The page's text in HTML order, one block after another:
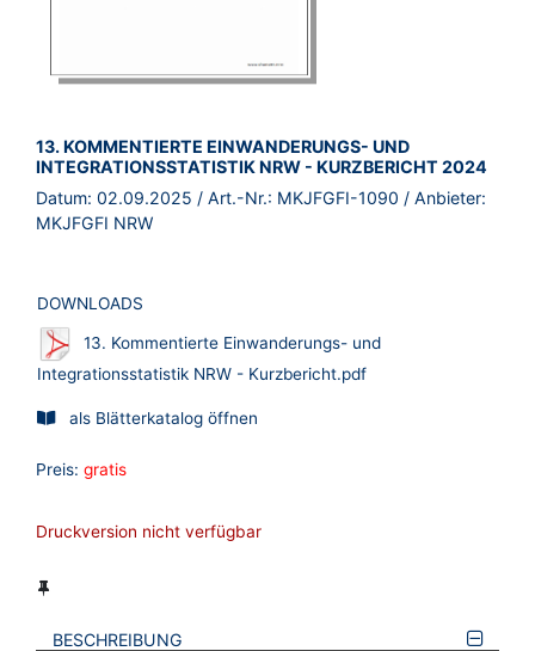
BROSCHÜRE:
13. KOMMENTIERTE EINWANDERUNGS- UND
INTEGRATIONSSTATISTIK NRW - KURZBERICHT 2024
Datum: 02.09.2025 / Art.-Nr.: MKJFGFI-1090 / Anbieter:
MKJFGFI NRW
DOWNLOADS
13. Kommentierte Einwanderungs- und
Integrationsstatistik NRW - Kurzbericht.pdf
als Blätterkatalog öffnen
Preis: gratis
Druckversion nicht verfügbar
BESCHREIBUNG